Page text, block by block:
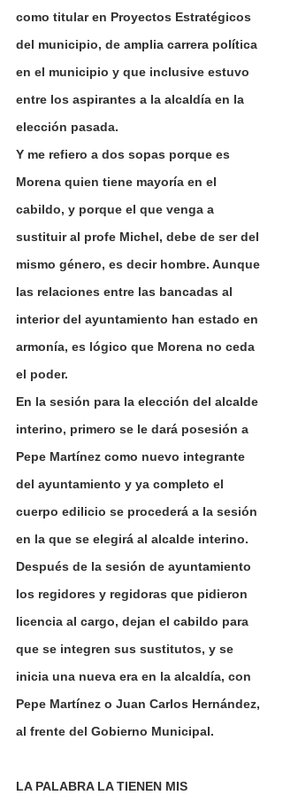
como titular en Proyectos Estratégicos
del municipio, de amplia carrera política
en el municipio y que inclusive estuvo
entre los aspirantes a la alcaldía en la
elección pasada.
Y me refiero a dos sopas porque es
Morena quien tiene mayoría en el
cabildo, y porque el que venga a
sustituir al profe Michel, debe de ser del
mismo género, es decir hombre. Aunque
las relaciones entre las bancadas al
interior del ayuntamiento han estado en
armonía, es lógico que Morena no ceda
el poder.
En la sesión para la elección del alcalde
interino, primero se le dará posesión a
Pepe Martínez como nuevo integrante
del ayuntamiento y ya completo el
cuerpo edilicio se procederá a la sesión
en la que se elegirá al alcalde interino.
Después de la sesión de ayuntamiento
los regidores y regidoras que pidieron
licencia al cargo, dejan el cabildo para
que se integren sus sustitutos, y se
inicia una nueva era en la alcaldía, con
Pepe Martínez o Juan Carlos Hernández,
al frente del Gobierno Municipal.
LA PALABRA LA TIENEN MIS